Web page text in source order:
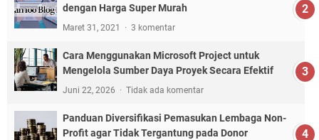
dengan Harga Super Murah
Maret 31, 2021 3 komentar
Cara Menggunakan Microsoft Project untuk
Mengelola Sumber Daya Proyek Secara Efektif
Juni 22, 2026 Tidak ada komentar
Panduan Diversifikasi Pemasukan Lembaga Non-
Profit agar Tidak Tergantung pada Donor